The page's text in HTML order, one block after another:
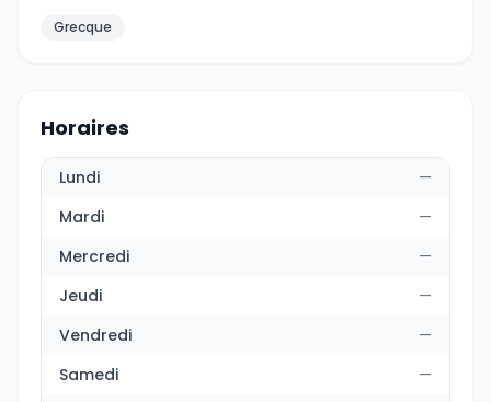
Grecque
Horaires
Lundi
—
Mardi
—
Mercredi
—
Jeudi
—
Vendredi
—
Samedi
—